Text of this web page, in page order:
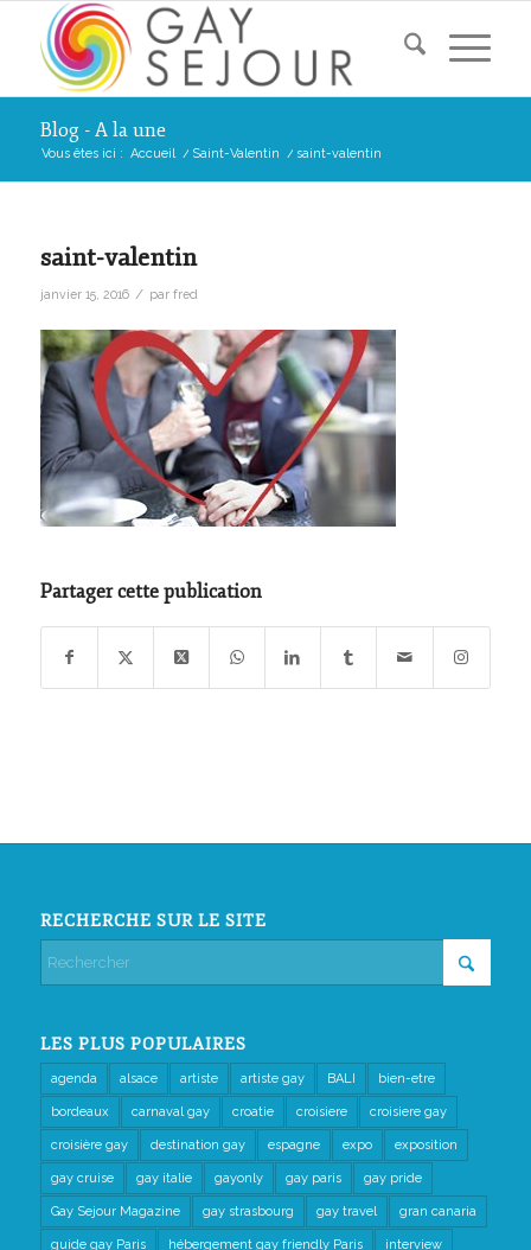
Blog - A la une
Vous êtes ici : Accueil / Saint-Valentin / saint-valentin
saint-valentin
janvier 15, 2016 / par fred
Partager cette publication
RECHERCHE SUR LE SITE
LES PLUS POPULAIRES
agenda alsace artiste artiste gay BALI bien-etre
bordeaux carnaval gay croatie croisiere croisiere gay
croisière gay destination gay espagne expo exposition
gay cruise gay italie gayonly gay paris gay pride
Gay Sejour Magazine gay strasbourg gay travel gran canaria
guide gay Paris hébergement gay friendly Paris interview